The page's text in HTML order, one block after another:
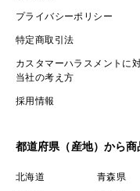
プライバシーポリシー
特定商取引法
カスタマーハラスメントに
当社の考え方
採用情報
都道府県（産地）から商
北海道 青森県